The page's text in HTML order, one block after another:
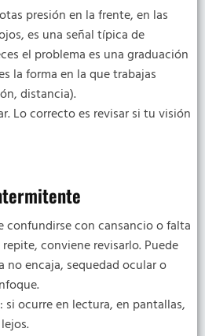
presión en la frente, en las
es una señal típica de
el problema es una graduación
la forma en la que trabajas
distancia).
Lo correcto es revisar si tu visión
confundirse con cansancio o falta
conviene revisarlo. Puede
no encaja, sequedad ocular o
si ocurre en lectura, en pantallas,